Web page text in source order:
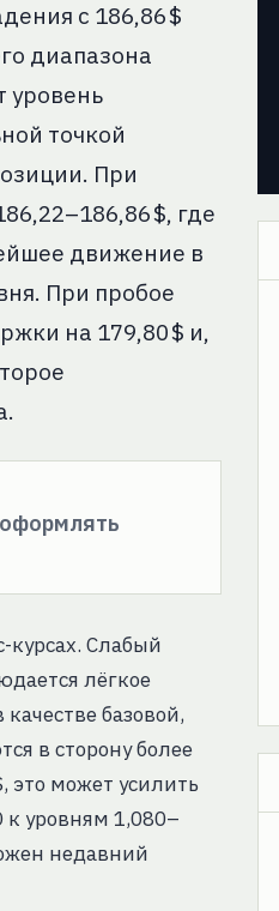
с 186,86 $
диапазона
уровень
точкой
При
$, где
движение в
При пробое
на 179,80 $ и,
Слабый
лёгкое
базовой,
в сторону более
это может усилить
к уровням 1,080–
недавний